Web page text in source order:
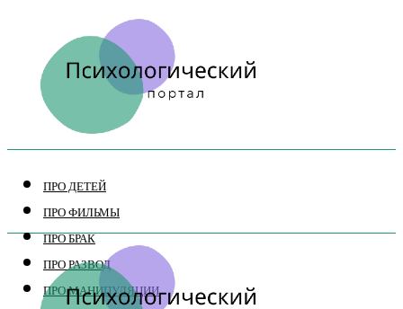
ПРО ДЕТЕЙ
ПРО ФИЛЬМЫ
ПРО БРАК
ПРО РАЗВОД
ПРО МАНИПУЛЯЦИИ